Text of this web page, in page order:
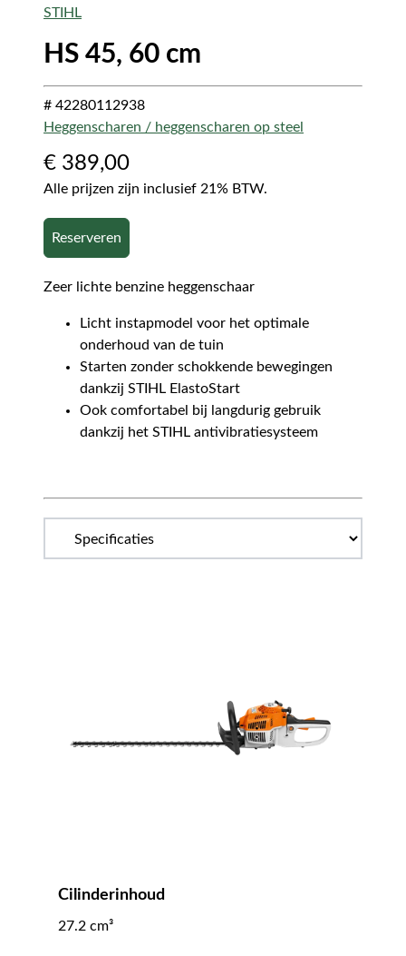
STIHL
HS 45, 60 cm
# 42280112938
Heggenscharen / heggenscharen op steel
€ 389,00
Alle prijzen zijn inclusief 21% BTW.
Reserveren
Zeer lichte benzine heggenschaar
Licht instapmodel voor het optimale
onderhoud van de tuin
Starten zonder schokkende bewegingen
dankzij STIHL ElastoStart
Ook comfortabel bij langdurig gebruik
dankzij het STIHL antivibratiesysteem
Cilinderinhoud
27.2 cm³